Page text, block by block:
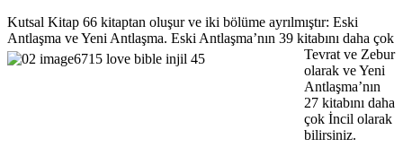
Kutsal Kitap 66 kitaptan oluşur ve iki bölüme ayrılmıştır: Eski
Antlaşma ve Yeni Antlaşma. Eski Antlaşma’nın 39 kitabını daha çok
Tevrat ve Zebur
olarak ve Yeni
Antlaşma’nın
27 kitabını daha
çok İncil olarak
bilirsiniz.